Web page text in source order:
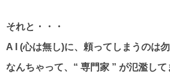
それと・・・
A I (心は無し)に、頼ってしまうのは
なんちゃって、“ 専門家 ” が氾濫し